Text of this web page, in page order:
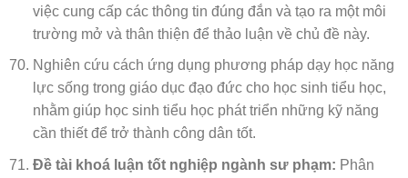
việc cung cấp các thông tin đúng đắn và tạo ra một môi
trường mở và thân thiện để thảo luận về chủ đề này.
Nghiên cứu cách ứng dụng phương pháp dạy học năng
lực sống trong giáo dục đạo đức cho học sinh tiểu học,
nhằm giúp học sinh tiểu học phát triển những kỹ năng
cần thiết để trở thành công dân tốt.
Đề tài khoá luận tốt nghiệp ngành sư phạm: Phân